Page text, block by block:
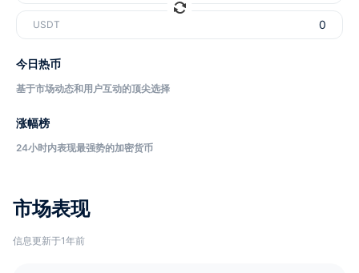
市场表现
信息更新于1年前
USDT
今日热币
基于市场动态和用户互动的顶尖选择
涨幅榜
24小时内表现最强势的加密货币